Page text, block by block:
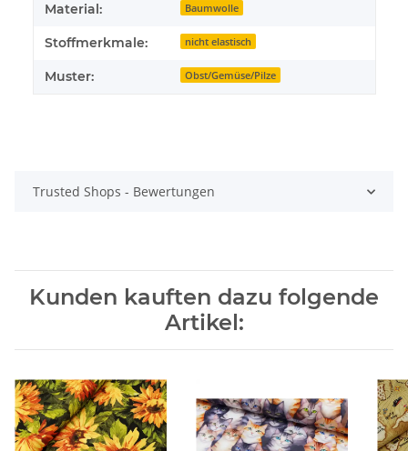
Material: Baumwolle
Stoffmerkmale: nicht elastisch
Muster: Obst/Gemüse/Pilze
Trusted Shops - Bewertungen
Kunden kauften dazu folgende
Artikel: